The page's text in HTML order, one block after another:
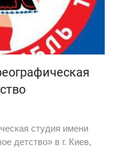
студия имени
детство» в г. Киев,